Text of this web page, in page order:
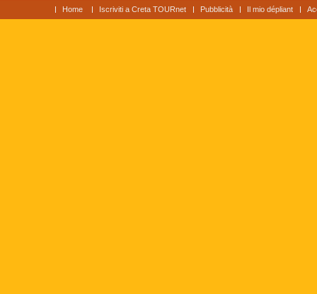
Home Iscriviti a Creta TOURnet Pubblicità Il mio dépliant